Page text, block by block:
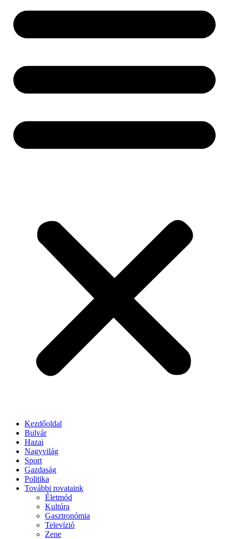
Kezdőoldal
Bulvár
Hazai
Nagyvilág
Sport
Gazdaság
Politika
További rovataink
Életmód
Kultúra
Gasztronómia
Televízió
Zene